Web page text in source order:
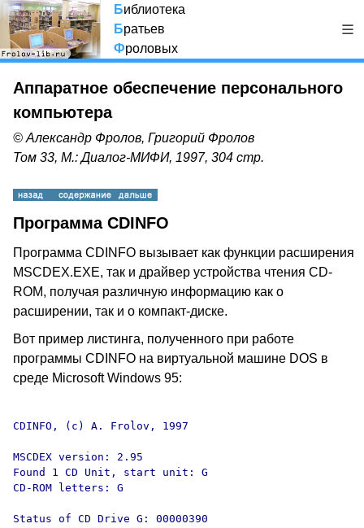
Библиотека
Братьев
Фроловых
Аппаратное обеспечение персонального
компьютера
© Александр Фролов, Григорий Фролов
Том 33, М.: Диалог-МИФИ, 1997, 304 стр.
Программа CDINFO
Программа CDINFO вызывает как функции расширения
MSCDEX.EXE, так и драйвер устройства чтения CD-
ROM, получая различную информацию как о
расширении, так и о компакт-диске.
Вот пример листинга, полученного при работе
программы CDINFO на виртуальной машине DOS в
среде Microsoft Windows 95:
CDINFO, (c) A. Frolov, 1997
MSCDEX version: 2.95
Found 1 CD Unit, start unit: G
CD-ROM letters: G
Status of CD Drive G: 00000390